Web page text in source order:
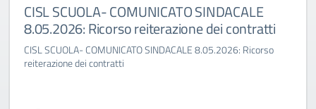
CISL SCUOLA- COMUNICATO SINDACALE
8.05.2026: Ricorso reiterazione dei contratti
CISL SCUOLA- COMUNICATO SINDACALE 8.05.2026: Ricorso
reiterazione dei contratti